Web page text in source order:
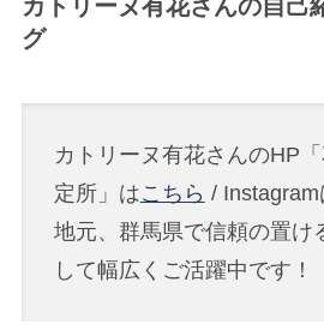
SESSION
占星術個人鑑定
カトリーヌ有花さんの自己
グ
カトリーヌ有花さんのHP
定所」はこちら / Instagram
地元、群馬県で信頼の置け
して幅広くご活躍中です！